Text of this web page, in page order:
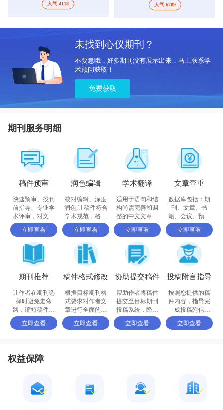
人气 4118 人气 6789
未找到心仪期刊？
不要急哦，好多期刊没有展示出来，马上联系学
术顾问获取！
免费获取
期刊服务明细
稿件预审
快速预审、投刊
前指导、专业学
术评审，对文章
进行评价
立即查看
润色编辑
校对编辑、深度
润色,让稿件符合
学术规范，格式
体例等标准
立即查看
学术翻译
适用于语句和结
构尚需完善和调
整的中文文章，
确保稿件达到要
求
立即查看
文章查重
数据库包括：期
刊、文章、书
籍、会议、预印
书、百科全书和
摘要等
立即查看
期刊推荐
让作者在期刊选
择时避免走弯
路，缩短稿件被
接收的周期
立即查看
稿件格式修改
根据目标期刊格
式要求对作者文
章进行全面的格
式修改和调整
立即查看
协助提交稿件
帮助作者将稿件
提交至目标期刊
投稿系统，降低
退稿或拒稿率
立即查看
投稿附言指导
按照您提供的稿
件内容，指导完
成投稿附信
（cover letter）
立即查看
权益保障